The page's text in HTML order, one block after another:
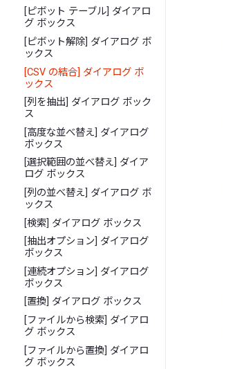
[ピボット テーブル] ダイアロ
グ ボックス
[ピボット解除] ダイアログ ボ
ックス
[CSV の結合] ダイアログ ボ
ックス
[列を抽出] ダイアログ ボック
ス
[高度な並べ替え] ダイアログ
ボックス
[選択範囲の並べ替え] ダイア
ログ ボックス
[列の並べ替え] ダイアログ ボ
ックス
[検索] ダイアログ ボックス
[抽出オプション] ダイアログ
ボックス
[連続オプション] ダイアログ
ボックス
[置換] ダイアログ ボックス
[ファイルから検索] ダイアロ
グ ボックス
[ファイルから置換] ダイアロ
グ ボックス